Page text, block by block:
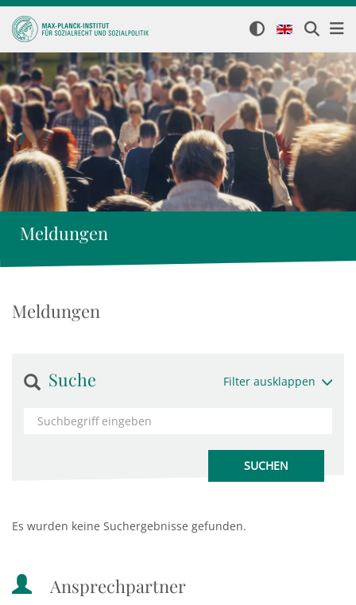
Meldungen
Meldungen
Suche Filter ausklappen
Es wurden keine Suchergebnisse gefunden.
Ansprechpartner